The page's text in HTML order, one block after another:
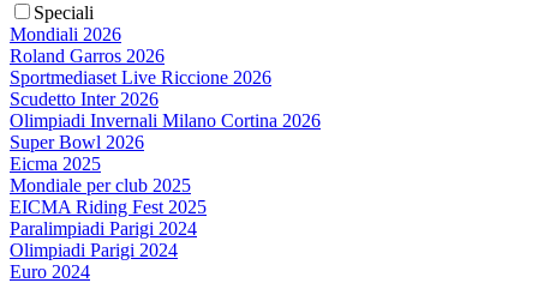
Speciali
Mondiali 2026
Roland Garros 2026
Sportmediaset Live Riccione 2026
Scudetto Inter 2026
Olimpiadi Invernali Milano Cortina 2026
Super Bowl 2026
Eicma 2025
Mondiale per club 2025
EICMA Riding Fest 2025
Paralimpiadi Parigi 2024
Olimpiadi Parigi 2024
Euro 2024